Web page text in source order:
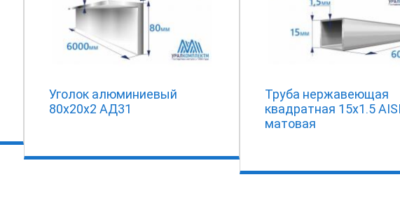
Уголок алюминиевый
80х20х2 АД31
Труба нержавеющая
квадратная 15х1.5
матовая